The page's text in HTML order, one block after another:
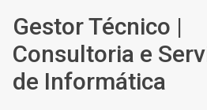
Pular para o
Gestor Técnico |
Consultoria e
de Informática